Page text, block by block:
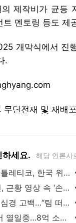
제작비가 균등
멘토링 등도 제
개막식에서 진
.
단전재 및 재배
하세요. 해당 언론사
‘韓 축구 최고 희소식!’ 아틀레티코, 한국 위해 ‘경기 시간’ 바꾼다→“아시아 시청 시간
[스경X이슈] 카라 한승연, 근황 영상 속 ‘손 떨림’ 포착…건강 이상설 확산
‘대세’ 리센느 메이, 솔직 심경 고백…“팀 떠날 생각했었다” (전참시)
‘학폭논란’ 지수, 필리핀서 열일중…8억 소송 끝내고 필리핀서 함박웃음